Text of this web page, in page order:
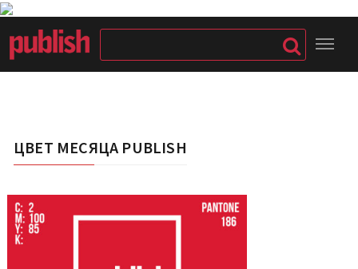
ЦВЕТ МЕСЯЦА PUBLISH